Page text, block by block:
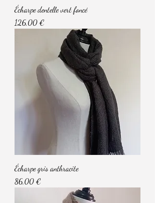
Écharpe dentelle vert foncé
Prix
126,00 €
Écharpe gris anthracite
Prix
86,00 €